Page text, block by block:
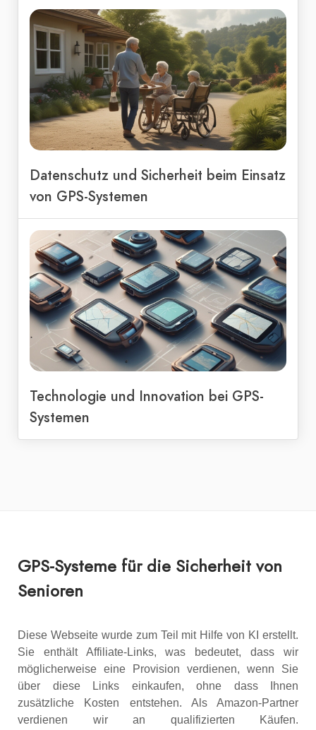
Datenschutz und Sicherheit beim Einsatz
von GPS-Systemen
Technologie und Innovation bei GPS-
Systemen
GPS-Systeme für die Sicherheit von
Senioren
Diese Webseite wurde zum Teil mit Hilfe von KI erstellt.
Sie enthält Affiliate-Links, was bedeutet, dass wir
möglicherweise eine Provision verdienen, wenn Sie
über diese Links einkaufen, ohne dass Ihnen
zusätzliche Kosten entstehen. Als Amazon-Partner
verdienen wir an qualifizierten Käufen.